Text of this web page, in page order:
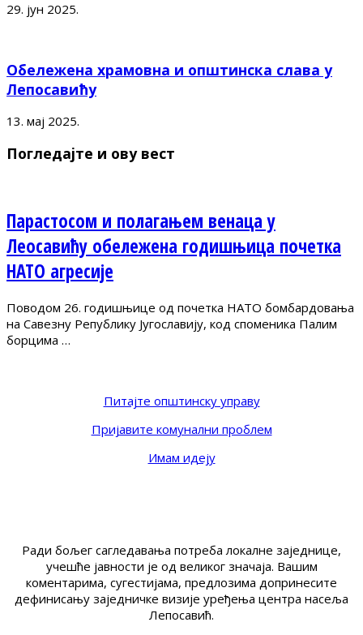
29. јун 2025.
Обележена храмовна и општинска слава у
Лепосавићу
13. мај 2025.
Погледајте и ову вест
Парастосом и полагањем венаца у
Леосавићу обележена годишњица почетка
НАТО агресије
Поводом 26. годишњице од почетка НАТО бомбардовања
на Савезну Републику Југославију, код споменика Палим
борцима …
Питајте општинску управу
Пријавите комунални проблем
Имам идеју
Ради бољег сагледавања потреба локалне заједнице,
учешће јавности је од великог значаја. Вашим
коментарима, сугестијама, предлозима допринесите
дефинисању заједничке визије уређења центра насеља
Лепосавић.